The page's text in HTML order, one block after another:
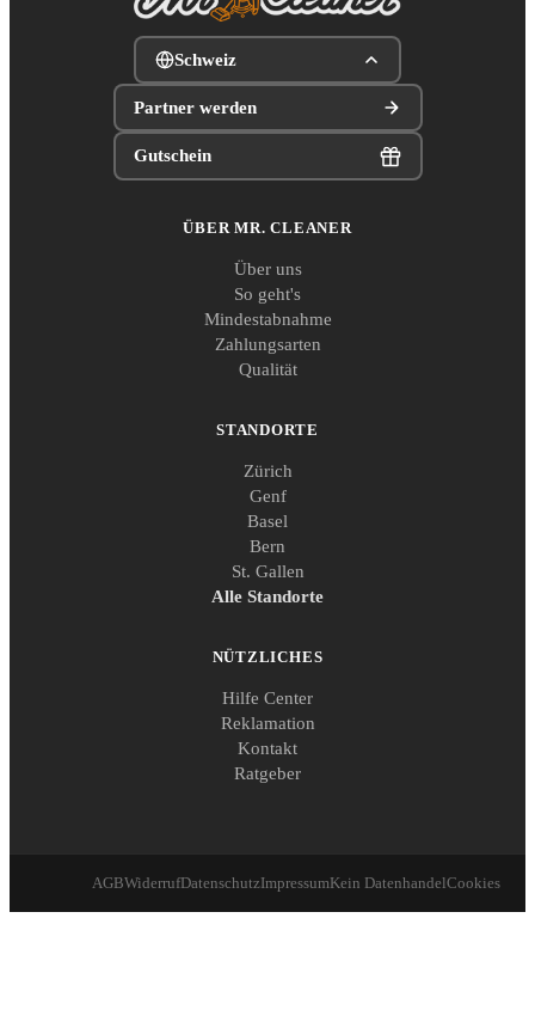
Schweiz
Partner werden
Gutschein
ÜBER MR. CLEANER
Über uns
So geht's
Mindestabnahme
Zahlungsarten
Qualität
STANDORTE
Zürich
Genf
Basel
Bern
St. Gallen
Alle Standorte
NÜTZLICHES
Hilfe Center
Reklamation
Kontakt
Ratgeber
AGBWiderrufDatenschutzImpressumKein DatenhandelCookies